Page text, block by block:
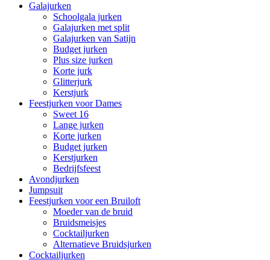
Galajurken
Schoolgala jurken
Galajurken met split
Galajurken van Satijn
Budget jurken
Plus size jurken
Korte jurk
Glitterjurk
Kerstjurk
Feestjurken voor Dames
Sweet 16
Lange jurken
Korte jurken
Budget jurken
Kerstjurken
Bedrijfsfeest
Avondjurken
Jumpsuit
Feestjurken voor een Bruiloft
Moeder van de bruid
Bruidsmeisjes
Cocktailjurken
Alternatieve Bruidsjurken
Cocktailjurken